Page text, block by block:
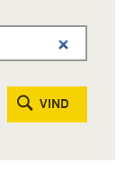
VIND